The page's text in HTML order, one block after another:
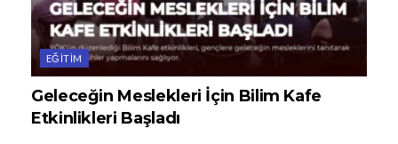
EĞITIM
Geleceğin Meslekleri İçin Bilim Kafe
Etkinlikleri Başladı